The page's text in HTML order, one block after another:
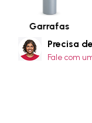
Garrafas
Precisa
Fale com